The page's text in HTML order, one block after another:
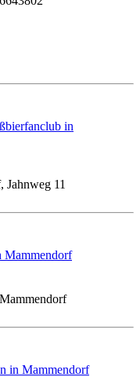
in
Jahnweg 11
Mammendorf
in Mammendorf